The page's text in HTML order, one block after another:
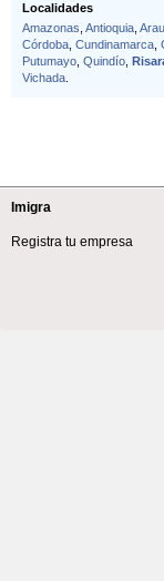
Localidades
Amazonas Antioquia
Córdoba Cundinamarca
Putumayo Quindío
Vichada
Imigra
Registra tu empresa